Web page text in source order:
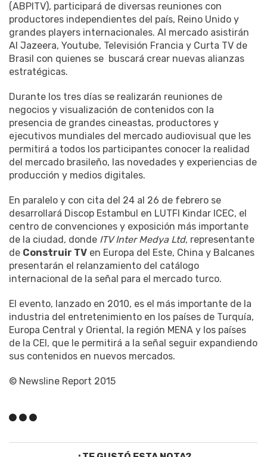
(ABPITV), participará de diversas reuniones con
productores independientes del país, Reino Unido y
grandes players internacionales. Al mercado asistirán
Al Jazeera, Youtube, Televisión Francia y Curta TV de
Brasil con quienes se buscará crear nuevas alianzas
estratégicas.
Durante los tres días se realizarán reuniones de
negocios y visualización de contenidos con la
presencia de grandes cineastas, productores y
ejecutivos mundiales del mercado audiovisual que les
permitirá a todos los participantes conocer la realidad
del mercado brasileño, las novedades y experiencias de
producción y medios digitales.
En paralelo y con cita del 24 al 26 de febrero se
desarrollará Discop Estambul en LUTFI Kindar ICEC, el
centro de convenciones y exposición más importante
de la ciudad, donde ITV Inter Medya Ltd, representante
de Construir TV en Europa del Este, China y Balcanes
presentarán el relanzamiento del catálogo
internacional de la señal para el mercado turco.
El evento, lanzado en 2010, es el más importante de la
industria del entretenimiento en los países de Turquía,
Europa Central y Oriental, la región MENA y los países
de la CEI, que le permitirá a la señal seguir expandiendo
sus contenidos en nuevos mercados.
© Newsline Report 2015